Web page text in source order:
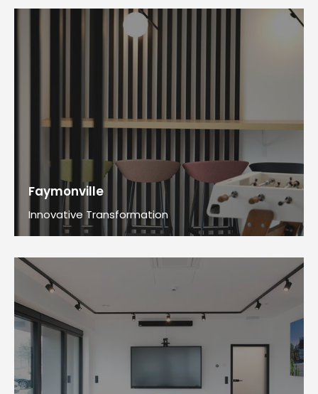
Faymonville
Innovative Transformation